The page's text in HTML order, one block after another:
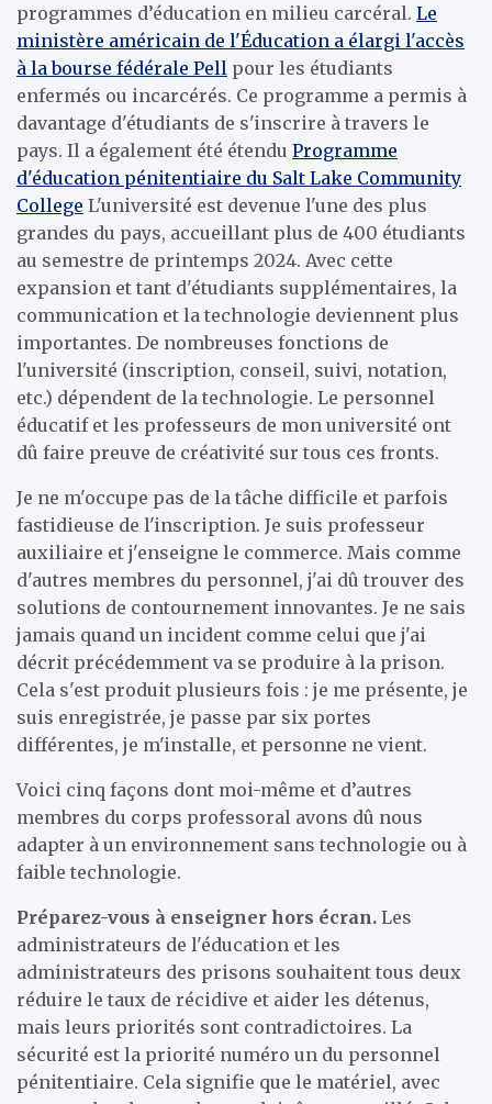
programmes d’éducation en milieu carcéral. Le
ministère américain de l'Éducation a élargi l'accès
à la bourse fédérale Pell pour les étudiants
enfermés ou incarcérés. Ce programme a permis à
davantage d'étudiants de s'inscrire à travers le
pays. Il a également été étendu Programme
d'éducation pénitentiaire du Salt Lake Community
College L'université est devenue l'une des plus
grandes du pays, accueillant plus de 400 étudiants
au semestre de printemps 2024. Avec cette
expansion et tant d'étudiants supplémentaires, la
communication et la technologie deviennent plus
importantes. De nombreuses fonctions de
l'université (inscription, conseil, suivi, notation,
etc.) dépendent de la technologie. Le personnel
éducatif et les professeurs de mon université ont
dû faire preuve de créativité sur tous ces fronts.
Je ne m'occupe pas de la tâche difficile et parfois
fastidieuse de l'inscription. Je suis professeur
auxiliaire et j'enseigne le commerce. Mais comme
d'autres membres du personnel, j'ai dû trouver des
solutions de contournement innovantes. Je ne sais
jamais quand un incident comme celui que j'ai
décrit précédemment va se produire à la prison.
Cela s'est produit plusieurs fois : je me présente, je
suis enregistrée, je passe par six portes
différentes, je m'installe, et personne ne vient.
Voici cinq façons dont moi-même et d’autres
membres du corps professoral avons dû nous
adapter à un environnement sans technologie ou à
faible technologie.
Préparez-vous à enseigner hors écran. Les
administrateurs de l'éducation et les
administrateurs des prisons souhaitent tous deux
réduire le taux de récidive et aider les détenus,
mais leurs priorités sont contradictoires. La
sécurité est la priorité numéro un du personnel
pénitentiaire. Cela signifie que le matériel, avec